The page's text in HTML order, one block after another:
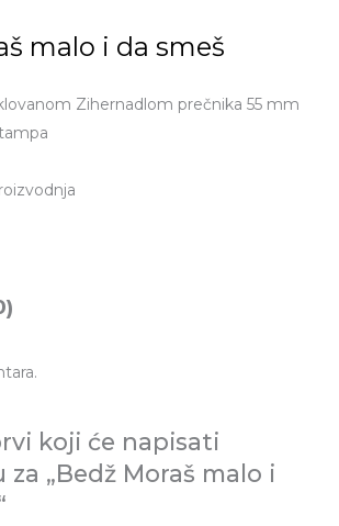
malo i da smeš
Zihernadlom prečnika 55 mm
koji će napisati
za „Bedž Moraš malo i